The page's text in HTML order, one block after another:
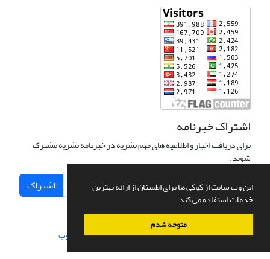
این وب سایت از کوکی ها برای اطمینان از ارائه بهترین
خدمات استفاده می کند.
متوجه شدم
اشتراک خبرنامه
برای دریافت اخبار و اطلاعیه های مهم نشریه در خبرنامه نشریه مشترک
شوید.
اشتراک
سامانه مدیریت نشریات علمی.طراحی و پیاده سازی از سیناوب